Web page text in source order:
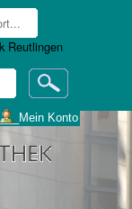
___Mein Konto